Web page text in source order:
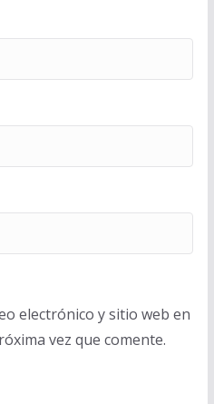
electrónico y sitio web en
vez que comente.